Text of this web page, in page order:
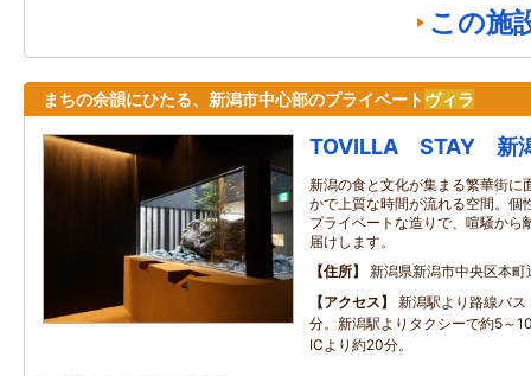
この施
まちの余韻にひたる、新潟市中心部のプライベートヴィラ
TOVILLA STAY 新
新潟の食と文化が集まる繁華街に
かで上質な時間が流れる空間。個
プライベートな造りで、喧騒から
届けします。
住所
新潟県新潟市中央区本町
アクセス
新潟駅より路線バ
分。新潟駅よりタクシーで約5～
ICより約20分。